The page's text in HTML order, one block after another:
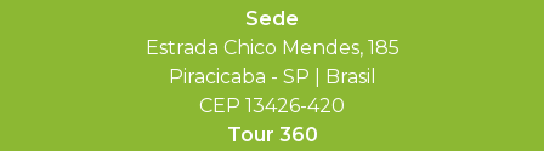
Sede
Estrada Chico Mendes, 185
Piracicaba - SP | Brasil
CEP 13426-420
Tour 360